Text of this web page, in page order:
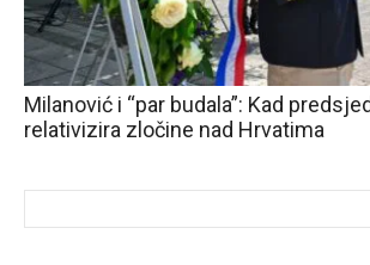
Milanović i “par budala”: Kad
relativizira zločine nad Hrvatima